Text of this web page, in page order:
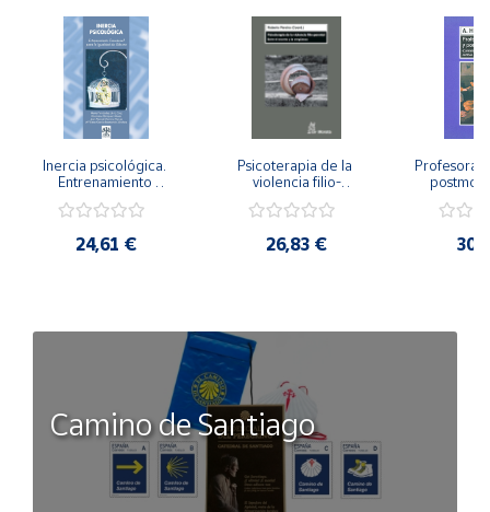
Inercia psicológica.
Entrenamiento
Igualdad de Género.
24,61 €
Psicoterapia de la
violencia filio-
secreto y la
26,83 €
Camino de Santiago